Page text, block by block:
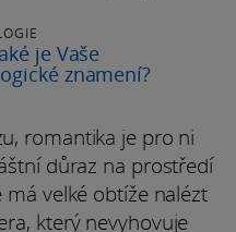
je Vaše
znamení?
romantika je pro ni
důraz na prostředí
má velké obtíže nalézt
který nevyhovuje